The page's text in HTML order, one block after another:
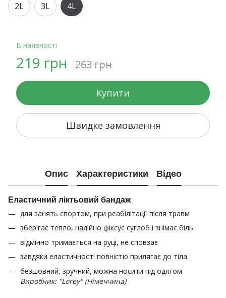
2L 3L 4L
В наявності
219 грн 263 грн
Купити
Швидке замовлення
Опис Характеристики Відео
Еластичний ліктьовий бандаж
для занять спортом, при реабілітації після травм
зберігає тепло, надійно фіксує суглоб і знімає біль
відмінно тримається на руці, не сповзає
завдяки еластичності повністю прилягає до тіла
безшовний, зручний, можна носити під одягом
Виробник: "Lorey" (Німеччина)